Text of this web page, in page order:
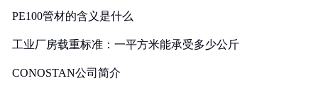
PE100管材的含义是什么
工业厂房载重标准：一平方米能承受多少公斤
CONOSTAN公司简介